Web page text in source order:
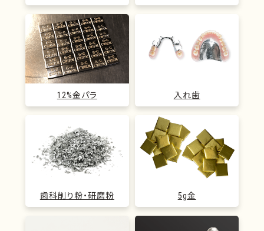
12%金パラ 入れ歯
歯科削り粉・研磨粉 5g金